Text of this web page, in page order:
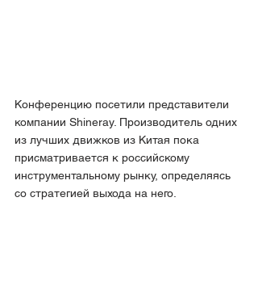
Конференцию посетили представители
компании Shineray. Производитель одних
из лучших движков из Китая пока
присматривается к российскому
инструментальному рынку, определяясь
со стратегией выхода на него.